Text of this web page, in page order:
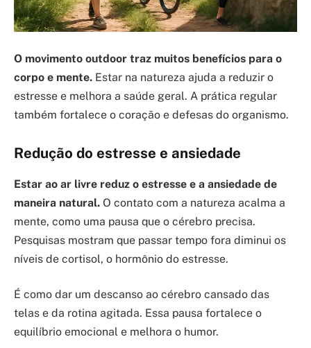
O movimento outdoor traz muitos benefícios para o
corpo e mente. Estar na natureza ajuda a reduzir o
estresse e melhora a saúde geral. A prática regular
também fortalece o coração e defesas do organismo.
Redução do estresse e ansiedade
Estar ao ar livre reduz o estresse e a ansiedade de
maneira natural. O contato com a natureza acalma a
mente, como uma pausa que o cérebro precisa.
Pesquisas mostram que passar tempo fora diminui os
níveis de cortisol, o hormônio do estresse.
É como dar um descanso ao cérebro cansado das
telas e da rotina agitada. Essa pausa fortalece o
equilíbrio emocional e melhora o humor.